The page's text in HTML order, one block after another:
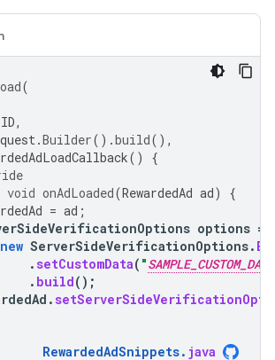
(
,
.Builder().build(),
()
{
void onAdLoaded(RewardedAd ad)
{
= ad ;
options =
new ServerSideVerificationOptions.
. setCustomData( "
. build();
.
RewardedAdSnippets. java